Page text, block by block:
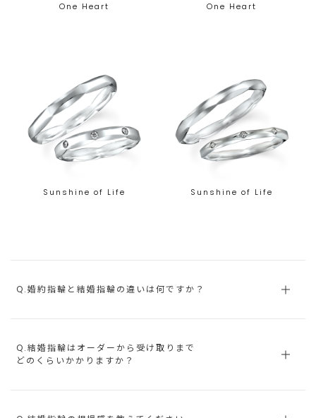
One Heart One Heart
Sunshine of Life Sunshine of Life
Q.婚約指輪と結婚指輪の違いは何ですか？
Q.結婚指輪はオーダーから受け取りまで
どのくらいかかりますか？